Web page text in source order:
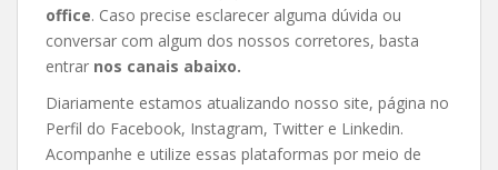
office. Caso precise esclarecer alguma dúvida ou
conversar com algum dos nossos corretores, basta
entrar nos canais abaixo.
Diariamente estamos atualizando nosso site, página no
Perfil do Facebook, Instagram, Twitter e Linkedin.
Acompanhe e utilize essas plataformas por meio de